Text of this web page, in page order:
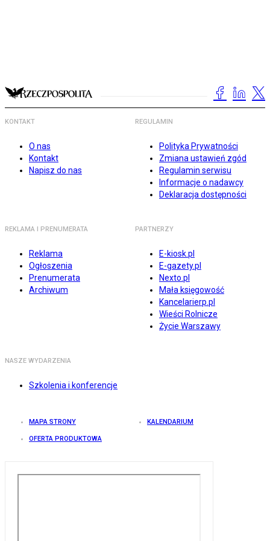
KONTAKT
O nas
Kontakt
Napisz do nas
REGULAMIN
Polityka Prywatności
Zmiana ustawień zgód
Regulamin serwisu
Informacje o nadawcy
Deklaracja dostępności
REKLAMA I PRENUMERATA
Reklama
Ogłoszenia
Prenumerata
Archiwum
PARTNERZY
E-kiosk.pl
E-gazety.pl
Nexto.pl
Mała księgowość
Kancelarierp.pl
Wieści Rolnicze
Życie Warszawy
NASZE WYDARZENIA
Szkolenia i konferencje
MAPA STRONY KALENDARIUM
OFERTA PRODUKTOWA